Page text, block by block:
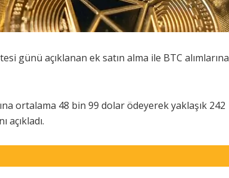
günü açıklanan ek satın alma ile BTC alımlarına
ortalama 48 bin 99 dolar ödeyerek yaklaşık 242
açıkladı.